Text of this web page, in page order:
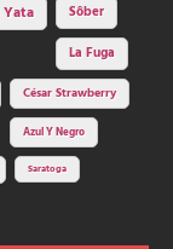
Yata
Sôber
La Fuga
César Strawberry
Azul Y Negro
Saratoga